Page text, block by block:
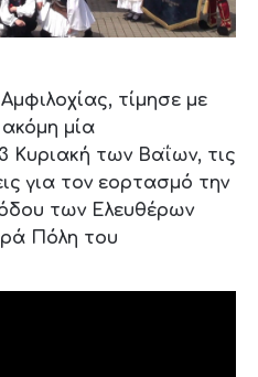
τίμησε με
μία
Κυριακή των Βαΐων, τις
για τον εορτασμό την
των Ελευθέρων
Πόλη του